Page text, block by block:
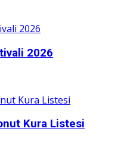
2026
Kura Listesi